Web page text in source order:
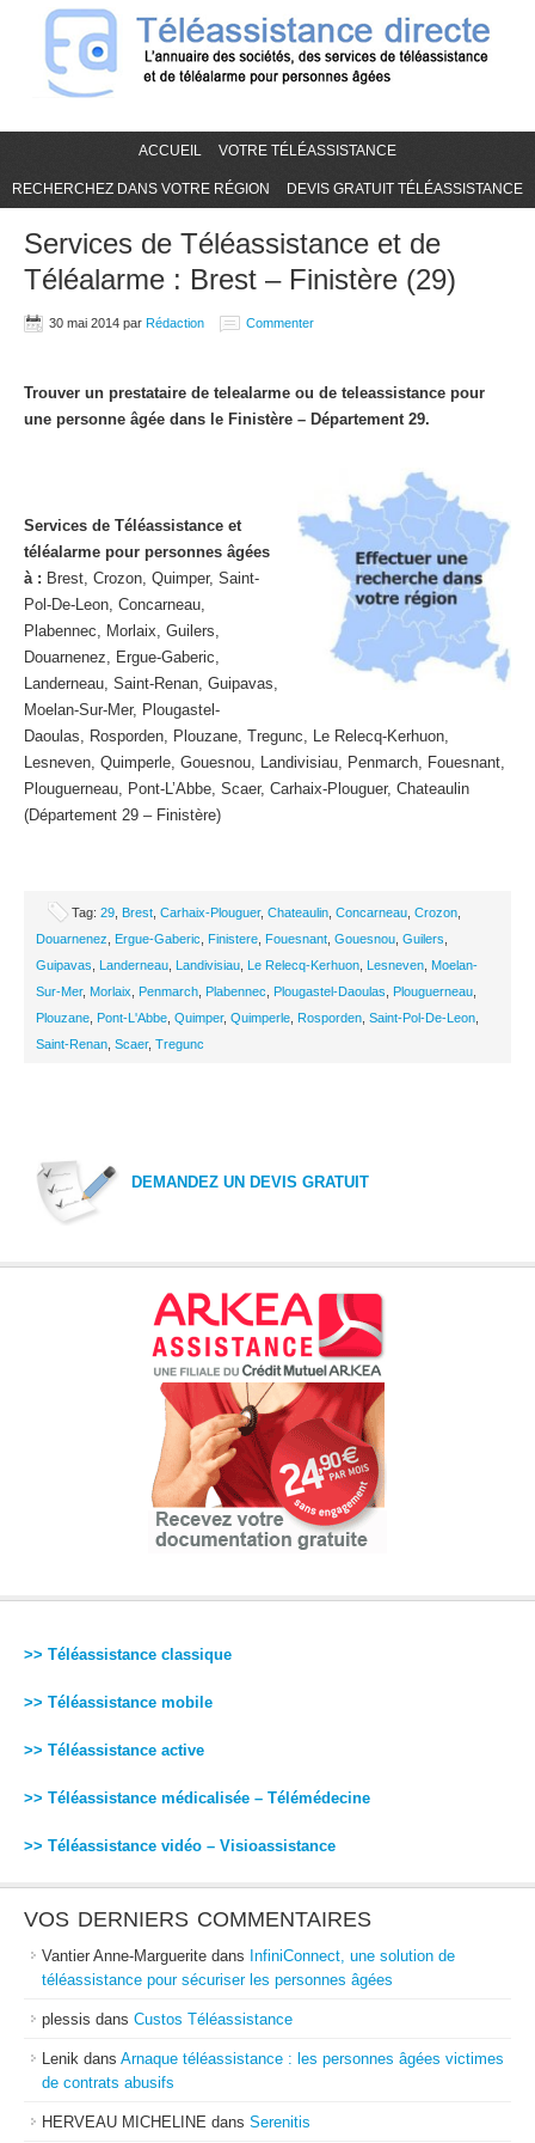
ACCUEIL VOTRE TÉLÉASSISTANCE
RECHERCHEZ DANS VOTRE RÉGION DEVIS GRATUIT TÉLÉASSISTANCE
Services de Téléassistance et de
Téléalarme : Brest – Finistère (29)
30 mai 2014 par Rédaction Commenter
Trouver un prestataire de telealarme ou de teleassistance pour
une personne âgée dans le Finistère – Département 29.
Services de Téléassistance et
téléalarme pour personnes âgées
à : Brest, Crozon, Quimper, Saint-
Pol-De-Leon, Concarneau,
Plabennec, Morlaix, Guilers,
Douarnenez, Ergue-Gaberic,
Landerneau, Saint-Renan, Guipavas,
Moelan-Sur-Mer, Plougastel-
Daoulas, Rosporden, Plouzane, Tregunc, Le Relecq-Kerhuon,
Lesneven, Quimperle, Gouesnou, Landivisiau, Penmarch, Fouesnant,
Plouguerneau, Pont-L’Abbe, Scaer, Carhaix-Plouguer, Chateaulin
(Département 29 – Finistère)
Tag: 29 Brest Carhaix-Plouguer, Chateaulin Concarneau Crozon
Douarnenez
Ergue-Gaberic Finistere Fouesnant Gouesnou Guilers
Guipavas
Landerneau Landivisiau Le Relecq-Kerhuon Lesneven Moelan-
Sur-Mer, Morlaix Penmarch Plabennec Plougastel-Daoulas Plouguerneau
Plouzane Pont-L'Abbe Quimper, Quimperle Rosporden Saint-Pol-De-Leon
Saint-Renan Scaer, Tregunc
DEMANDEZ UN DEVIS GRATUIT
>> Téléassistance classique
>> Téléassistance mobile
>> Téléassistance active
>> Téléassistance médicalisée – Télémédecine
>> Téléassistance vidéo – Visioassistance
VOS DERNIERS COMMENTAIRES
Vantier Anne-Marguerite dans InfiniConnect, une solution de
téléassistance pour sécuriser les personnes âgées
plessis dans Custos Téléassistance
Lenik dans Arnaque téléassistance : les personnes âgées victimes
de contrats abusifs
HERVEAU MICHELINE dans Serenitis